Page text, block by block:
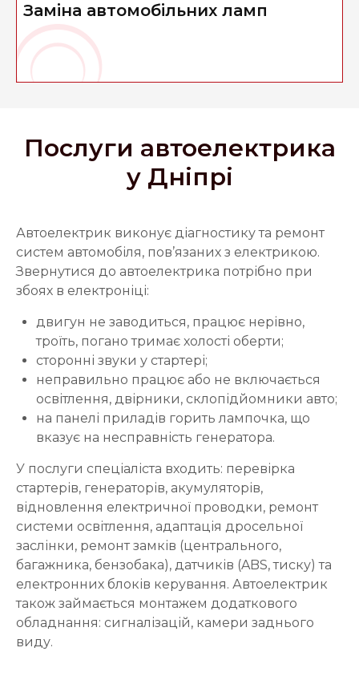
Заміна автомобільних ламп
Послуги автоелектрика
у Дніпрі
Автоелектрик виконує діагностику та ремонт
систем автомобіля, пов’язаних з електрикою.
Звернутися до автоелектрика потрібно при
збоях в електроніці:
двигун не заводиться, працює нерівно,
троїть, погано тримає холості оберти;
сторонні звуки у стартері;
неправильно працює або не включається
освітлення, двірники, склопідйомники авто;
на панелі приладів горить лампочка, що
вказує на несправність генератора.
У послуги спеціаліста входить: перевірка
стартерів, генераторів, акумуляторів,
відновлення електричної проводки, ремонт
системи освітлення, адаптація дросельної
заслінки, ремонт замків (центрального,
багажника, бензобака), датчиків (ABS, тиску) та
електронних блоків керування. Автоелектрик
також займається монтажем додаткового
обладнання: сигналізацій, камери заднього
виду.